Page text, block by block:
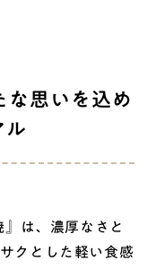
な思いを込め
ル
は、濃厚なさと
クとした軽い食感